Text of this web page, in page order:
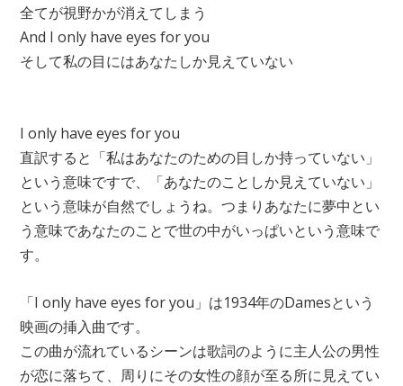
全てが視野かが消えてしまう
And I only have eyes for you
そして私の目にはあなたしか見えていない
I only have eyes for you
直訳すると「私はあなたのための目しか持っていない」
という意味ですで、「あなたのことしか見えていない」
という意味が自然でしょうね。つまりあなたに夢中とい
う意味であなたのことで世の中がいっぱいという意味で
す。
「I only have eyes for you」は1934年のDamesという
映画の挿入曲です。
この曲が流れているシーンは歌詞のように主人公の男性
が恋に落ちて、周りにその女性の顔が至る所に見えてい